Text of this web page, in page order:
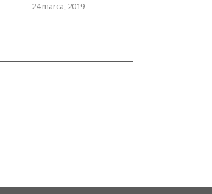
24 marca, 2019